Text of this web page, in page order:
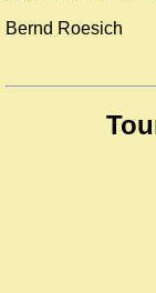
Bernd Roesich